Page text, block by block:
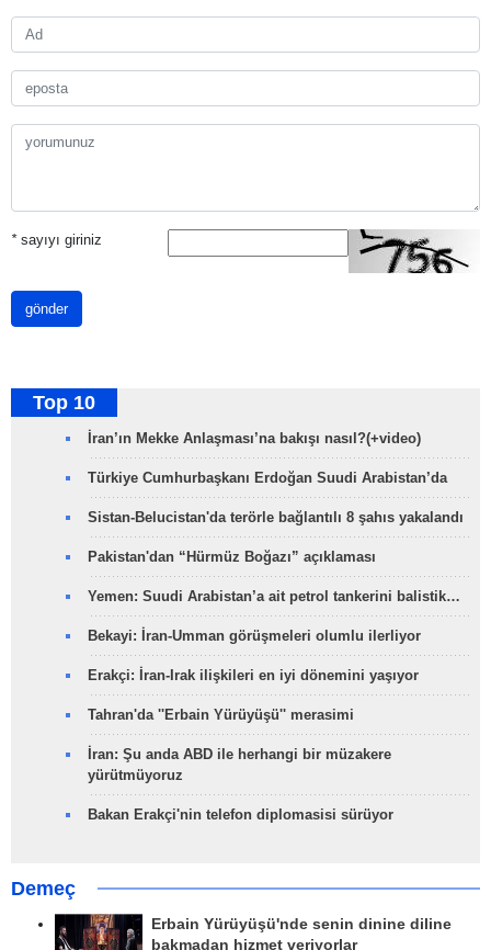
*sayıyı giriniz
gönder
Top 10
İran’ın Mekke Anlaşması’na bakışı nasıl?(+video)
Türkiye Cumhurbaşkanı Erdoğan Suudi Arabistan’da
Sistan-Belucistan'da terörle bağlantılı 8 şahıs yakalandı
Pakistan'dan “Hürmüz Boğazı” açıklaması
Yemen: Suudi Arabistan’a ait petrol tankerini balistik…
Bekayi: İran-Umman görüşmeleri olumlu ilerliyor
Erakçi: İran-Irak ilişkileri en iyi dönemini yaşıyor
Tahran'da ''Erbain Yürüyüşü'' merasimi
İran: Şu anda ABD ile herhangi bir müzakere
yürütmüyoruz
Bakan Erakçi'nin telefon diplomasisi sürüyor
Demeç
Erbain Yürüyüşü'nde senin dinine diline
bakmadan hizmet veriyorlar